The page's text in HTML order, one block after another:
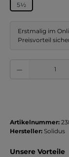
5½
Erstmalig im
Preisvorteil
Produkt Anzahl: Gib
Artikelnummer:
Hersteller: Solidus
Unsere Vorteile